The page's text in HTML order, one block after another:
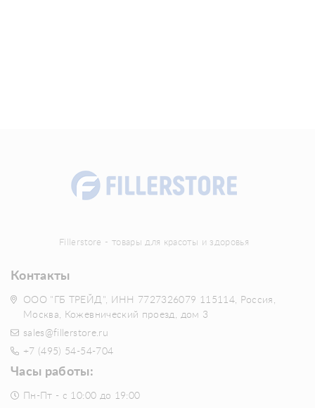
Fillerstore - товары для красоты и здоровья
Контакты
ООО "ГБ ТРЕЙД", ИНН 7727326079 115114, Россия,
Москва, Кожевнический проезд, дом 3
sales@fillerstore.ru
+7 (495) 54-54-704
Часы работы:
Пн-Пт - с 10:00 до 19:00